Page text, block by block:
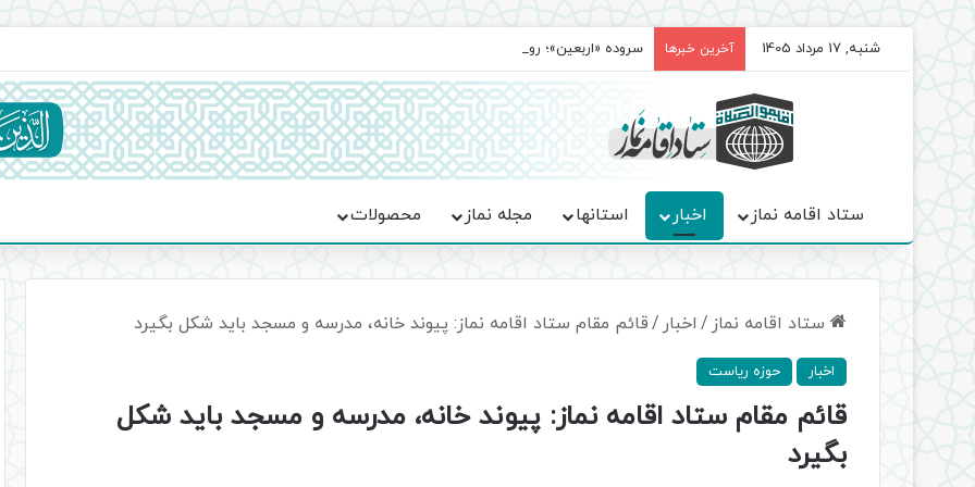
شنبه, 17 مرداد 1405 آخرین خبرها سروده‌ «اربعین»؛ روایت حماسه، استقامت و تمدن‌سازی امت اسلامی
ستاد اقامه نماز اخبار استانها مجله نماز محصولات
ستاد اقامه نماز / اخبار /قائم مقام ستاد اقامه نماز: پیوند خانه، مدرسه و مسجد باید شکل بگیرد
اخبار حوزه ریاست
قائم مقام ستاد اقامه نماز: پیوند خانه، مدرسه و مسجد باید شکل
بگیرد